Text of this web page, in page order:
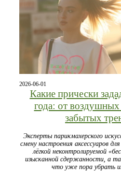
2026-06-01
Какие прически
года: от
забытых
Эксперты парикмахерского
смену настроения аксессуаров
лёгкой неконтролируемой
изысканной сдержанности, а
что уже пора убрать